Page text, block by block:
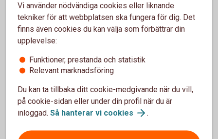
När det gäller gemensamma konton (konton med
flera kontohavare) gäller dock maxvärdet på
1.050.000 kronor för varje insättare.
I vissa fall kan en insättare, som har mer än
1.050.000 kronor på ett inlåningskonto i en
statliga insättningsgarantin. Lagen anger att en
insättare kan ha rätt till ett tilläggsbelopp på upp till
5 miljoner kronor för insättningar som är kopplade till
vissa i lagen angivna livshändelser, exempelvis
Vi använder nödvändiga cookies eller liknande
tekniker för att webbplatsen ska fungera för dig. Det
finns även cookies du kan välja som förbättrar din
upplevelse:
Funktioner, prestanda och statistik
Relevant marknadsföring
Du kan ta tillbaka ditt cookie-medgivande när du vill,
på cookie-sidan eller under din profil när du är
inloggad. Så hanterar vi cookies .